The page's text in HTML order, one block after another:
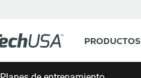
PRODUCTOS